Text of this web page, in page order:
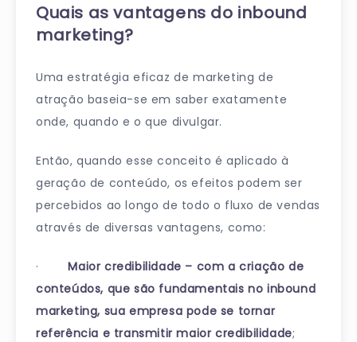
Quais as vantagens do inbound
marketing?
Uma estratégia eficaz de marketing de
atração baseia-se em saber exatamente
onde, quando e o que divulgar.
Então, quando esse conceito é aplicado à
geração de conteúdo, os efeitos podem ser
percebidos ao longo de todo o fluxo de vendas
através de diversas vantagens, como:
·Maior credibilidade – com a criação de
conteúdos, que são fundamentais no inbound
marketing, sua empresa pode se tornar
referência e transmitir maior credibilidade;